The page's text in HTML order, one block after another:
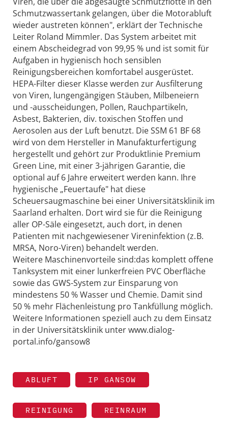
Schmutzwassertank gelangen, über die Motorabluft
wieder austreten können", erklärt der Technische
Leiter Roland Mimmler. Das System arbeitet mit
einem Abscheidegrad von 99,95 % und ist somit für
Aufgaben in hygienisch hoch sensiblen
Reinigungsbereichen komfortabel ausgerüstet.
HEPA-Filter dieser Klasse werden zur Ausfilterung
von Viren, lungengängigen Stäuben, Milbeneiern
und -ausscheidungen, Pollen, Rauchpartikeln,
Asbest, Bakterien, div. toxischen Stoffen und
Aerosolen aus der Luft benutzt. Die SSM 61 BF 68
wird von dem Hersteller in Manufakturfertigung
hergestellt und gehört zur Produktlinie Premium
Green Line, mit einer 3-jährigen Garantie, die
optional auf 6 Jahre erweitert werden kann. Ihre
hygienische „Feuertaufe" hat diese
Scheuersaugmaschine bei einer Universitätsklinik im
Saarland erhalten. Dort wird sie für die Reinigung
aller OP-Säle eingesetzt, auch dort, in denen
Patienten mit nachgewiesener Vireninfektion (z. B.
MRSA, Noro-Viren) behandelt werden.
Weitere Maschinenvorteile sind:das komplett offene
Tanksystem mit einer lunkerfreien PVC Oberfläche
sowie das GWS-System zur Einsparung von
mindestens 50 % Wasser und Chemie. Damit sind
50 % mehr Flächenleistung pro Tankfüllung möglich.
Weitere Informationen speziell auch zu dem Einsatz
in der Universitätsklinik unter www.dialog-
portal.info/gansow8
ABLUFT IP GANSOW
REINIGUNG REINRAUM